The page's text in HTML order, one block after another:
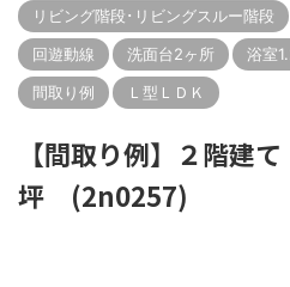
リビング階段･リビングスルー階段
回遊動線
洗面台2ヶ所 浴室
間取り例
Ｌ型ＬＤＫ
【間取り例】２階
坪 (2n0257)